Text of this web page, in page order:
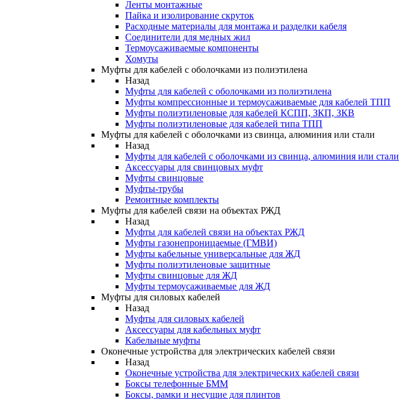
Ленты монтажные
Пайка и изолирование скруток
Расходные материалы для монтажа и разделки кабеля
Соединители для медных жил
Термоусаживаемые компоненты
Хомуты
Муфты для кабелей с оболочками из полиэтилена
Назад
Муфты для кабелей с оболочками из полиэтилена
Муфты компрессионные и термоусаживаемые для кабелей ТПП
Муфты полиэтиленовые для кабелей КСПП, ЗКП, ЗКВ
Муфты полиэтиленовые для кабелей типа ТПП
Муфты для кабелей с оболочками из свинца, алюминия или стали
Назад
Муфты для кабелей с оболочками из свинца, алюминия или стали
Аксессуары для свинцовых муфт
Муфты свинцовые
Муфты-трубы
Ремонтные комплекты
Муфты для кабелей связи на объектах РЖД
Назад
Муфты для кабелей связи на объектах РЖД
Муфты газонепроницаемые (ГМВИ)
Муфты кабельные универсальные для ЖД
Муфты полиэтиленовые защитные
Муфты свинцовые для ЖД
Муфты термоусаживаемые для ЖД
Муфты для силовых кабелей
Назад
Муфты для силовых кабелей
Аксессуары для кабельных муфт
Кабельные муфты
Оконечные устройства для электрических кабелей связи
Назад
Оконечные устройства для электрических кабелей связи
Боксы телефонные БММ
Боксы, рамки и несущие для плинтов